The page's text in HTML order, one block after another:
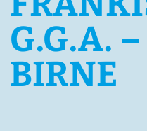
G.G.A.
BIRNE